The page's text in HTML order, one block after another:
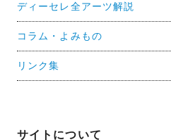
ディーセレ全アーツ解説
コラム・よみもの
リンク集
サイトについて